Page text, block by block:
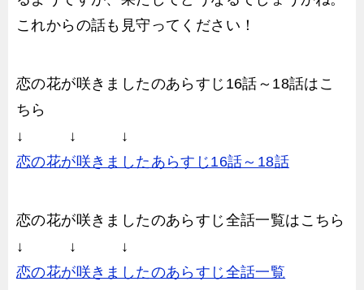
これからの話も見守ってください！
恋の花が咲きましたのあらすじ16話～18話はこ
ちら
↓ ↓ ↓
恋の花が咲きましたあらすじ16話～18話
恋の花が咲きましたのあらすじ全話一覧はこちら
↓ ↓ ↓
恋の花が咲きましたのあらすじ全話一覧